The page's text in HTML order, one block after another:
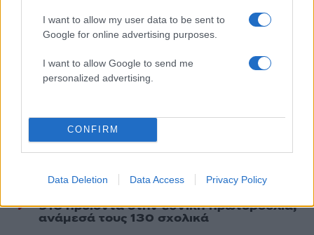
I want to allow my user data to be sent to
Google for online advertising purposes.
I want to allow Google to send me
personalized advertising.
CONFIRM
Data Deletion Data Access Privacy Policy
Βγήκαν ξανά τα μαχαίρια στην Ελπίδα
για τη Δημοκρατία: «Καρυστιανού,
Γρατσία και Γαλανός μετέτρεψαν το
κίνημα σε φοβικό αρχηγικό κόμμα»
Το οικονομικό πρόγραμμα της ΕΛΑΣ που
74 ΕΛΑΣ: Ο Αλέξης Δέδες ο πρώτος
υποψήφιος βουλευτής του κόμματος –
916 προϊόντα στην εθνική πρωτοβουλία,
ανάμεσά τους 130 σχολικά